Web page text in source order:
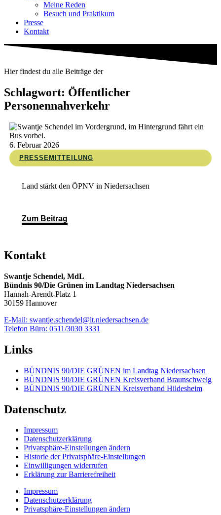
Meine Reden
Besuch und Praktikum
Presse
Kontakt
Hier findest du alle Beiträge der
Schlagwort: Öffentlicher
Personennahverkehr
6. Februar 2026
PRESSEMITTEILUNG
Land stärkt den ÖPNV in Niedersachsen
Zum Beitrag
Kontakt
Swantje Schendel, MdL
Bündnis 90/Die Grünen im Landtag Niedersachsen
Hannah-Arendt-Platz 1
30159 Hannover
E-Mail: swantje.schendel@lt.niedersachsen.de
Telefon Büro: 0511/3030 3331
Links
BÜNDNIS 90/DIE GRÜNEN im Landtag Niedersachsen
BÜNDNIS 90/DIE GRÜNEN Kreisverband Braunschweig
BÜNDNIS 90/DIE GRÜNEN Kreisverband Hildesheim
Datenschutz
Impressum
Datenschutzerklärung
Privatsphäre-Einstellungen ändern
Historie der Privatsphäre-Einstellungen
Einwilligungen widerrufen
Erklärung zur Barrierefreiheit
Impressum
Datenschutzerklärung
Privatsphäre-Einstellungen ändern